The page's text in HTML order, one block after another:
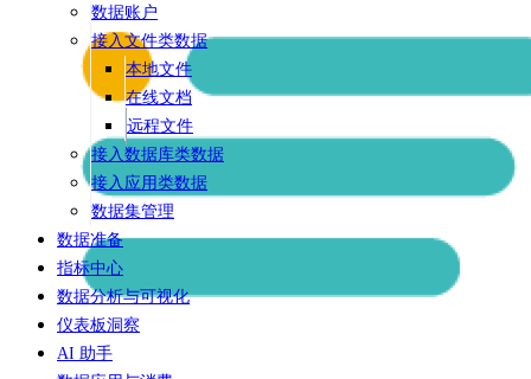
数据账户
接入文件类数据
本地文件
在线文档
远程文件
接入数据库类数据
接入应用类数据
数据集管理
数据准备
指标中心
数据分析与可视化
仪表板洞察
AI 助手